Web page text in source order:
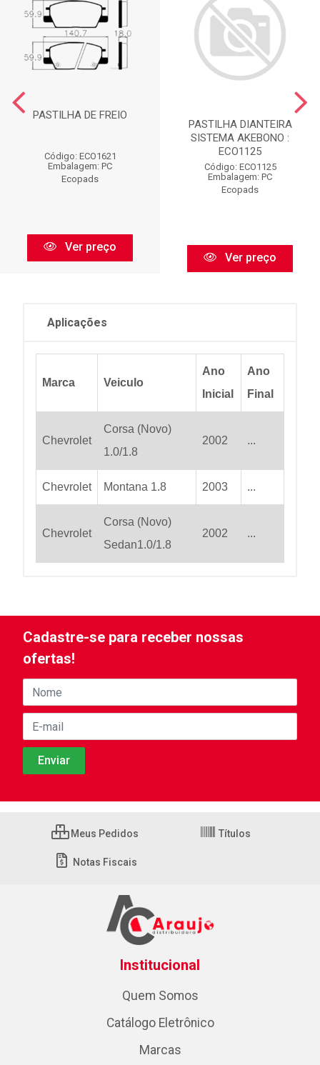
PASTILHA DE FREIO
Código: ECO1621
Embalagem: PC
Ecopads
Ver preço
PASTILHA DIANTEIRA
SISTEMA AKEBONO :
ECO1125
Código: ECO1125
Embalagem: PC
Ecopads
Ver preço
Aplicações
Marca Veiculo
Ano
Inicial
Ano
Final
Chevrolet
Corsa (Novo)
1.0/1.8
2002 ...
Chevrolet Montana 1.8 2003 ...
Chevrolet
Corsa (Novo)
Sedan1.0/1.8
2002 ...
Cadastre-se para receber nossas
ofertas!
Meus Pedidos Títulos
Notas Fiscais
Institucional
Quem Somos
Catálogo Eletrônico
Marcas